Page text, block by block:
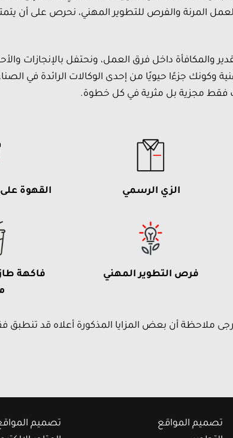
المرنة والفرص للتطوير المهني، نحرص على أن
والمكافأة داخل فرق العمل، ونحتفل بالإنجازات
وكونك جزءًا حيويًا من إحدى الوكالات الرائدة في
فقط مجزية بل مثرية في كل خطوة.
الزي الرسمي القهوة
فرص التطوير المهني
فاكهة
ملاحظة أن بعض المزايا المذكورة أعلاه قد
تصميم المواقع
تصميم المواقع